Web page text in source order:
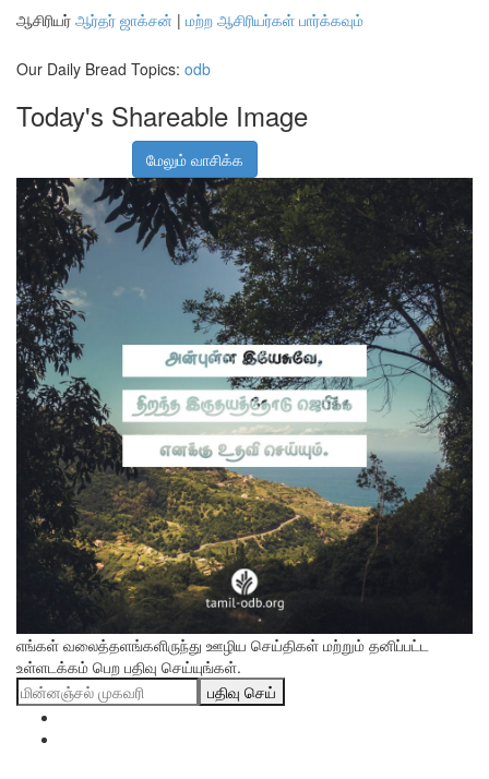
ஆசிரியர் ஆர்தர் ஜாக்சன் | மற்ற ஆசிரியர்கள் பார்க்கவும்
Our Daily Bread Topics: odb
Today's Shareable Image
மேலும் வாசிக்க
எங்கள் வலைத்தளங்களிருந்து ஊழிய செய்திகள் மற்றும் தனிப்பட்ட
உள்ளடக்கம் பெற பதிவு செய்யுங்கள்.
பதிவு செய்